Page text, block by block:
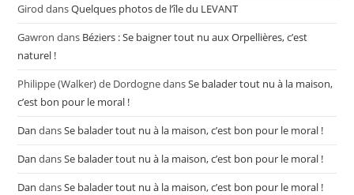
Girod dansQuelques photos de l’île du LEVANT
Gawron dans Béziers : Se baigner tout nu aux Orpellières, c’est
naturel !
Philippe (Walker) de DordognedansSe balader tout nu à la maison,
c’est bon pour le moral !
Dan dansSe balader tout nu à la maison, c’est bon pour le moral !
Dan dansSe balader tout nu à la maison, c’est bon pour le moral !
Dan dansSe balader tout nu à la maison, c’est bon pour le moral !